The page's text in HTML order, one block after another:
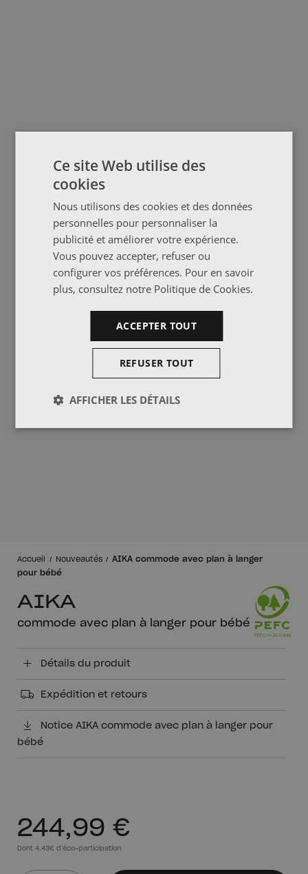
Accueil Nouveautés
AIKA commode avec plan à langer
pour bébé
AIKA
commode avec plan à langer pour bébé
244,99 €
Dont 4.43€ d'éco-participation
Détails du produit
Expédition et retours
Notice AIKA commode avec plan à langer pour
bébé
Ce site Web utilise des
cookies
Nous utilisons des cookies et des données
personnelles pour personnaliser la
publicité et améliorer votre expérience.
Vous pouvez accepter, refuser ou
configurer vos préférences. Pour en savoir
plus, consultez notre Politique de Cookies.
ACCEPTER TOUT
REFUSER TOUT
AFFICHER LES DÉTAILS